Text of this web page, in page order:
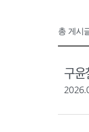
총 게시
구윤